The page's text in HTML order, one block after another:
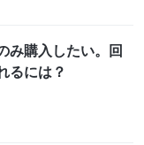
み購入したい。回
るには？